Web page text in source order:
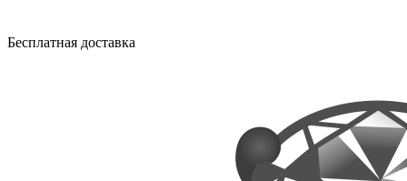
Бесплатная доставка